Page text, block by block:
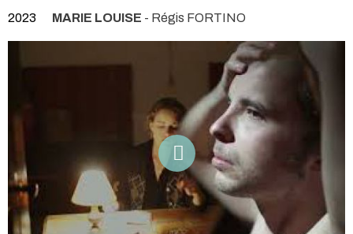
2023 MARIE LOUISE - Régis FORTINO